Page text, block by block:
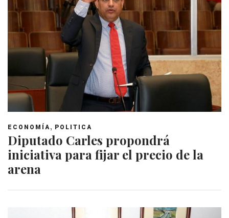
ECONOMÍA, POLITICA
Diputado Carles propondrá
iniciativa para fijar el precio de la
arena